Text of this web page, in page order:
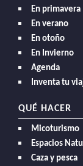
En primavera
En verano
En otoño
En Invierno
Agenda
Inventa tu
QUÉ HACER
Micoturismo
Espacios
Caza y pesca